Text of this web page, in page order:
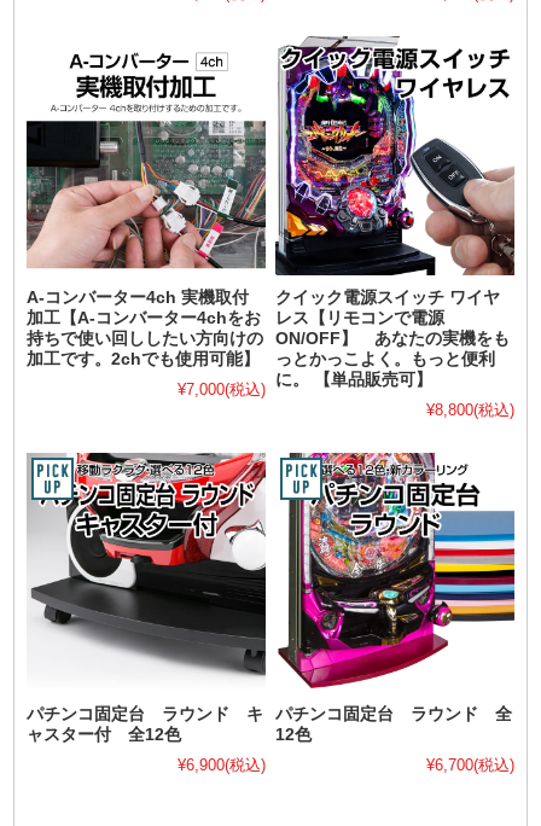
A-コンバーター4ch 実機取付
加工【A-コンバーター4chをお
持ちで使い回ししたい方向けの
加工です。2chでも使用可能】
¥7,000(税込)
クイック電源スイッチ ワイヤ
レス【リモコンで電源
ON/OFF】 あなたの実機をも
っとかっこよく。もっと便利
に。 【単品販売可】
¥8,800(税込)
パチンコ固定台 ラウンド キ
ャスター付 全12色
¥6,900(税込)
パチンコ固定台 ラウンド 全
12色
¥6,700(税込)